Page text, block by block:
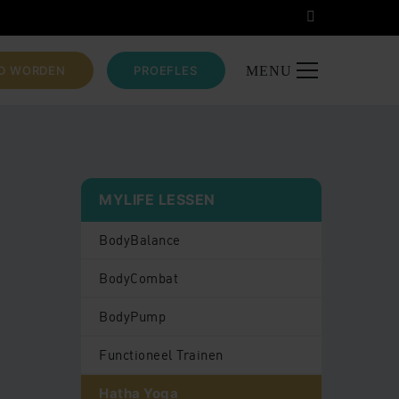
WORDEN PROEFLES MENU
MYLIFE LESSEN
BodyBalance
BodyCombat
BodyPump
Functioneel Trainen
Hatha Yoga